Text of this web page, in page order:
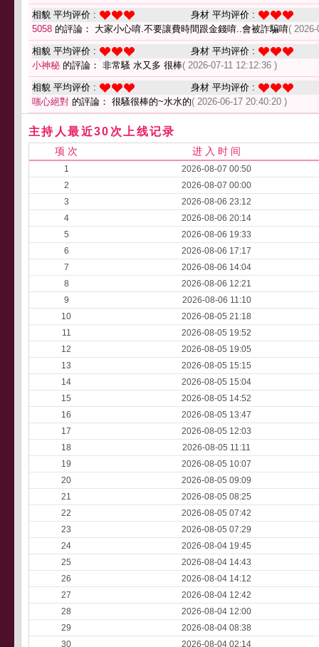
相貌 平均评价 :
身材 平均评价 :
5058 的評論： 大家小心唷.不要讓費時間跟金錢唷..會被詐騙唷(
相貌 平均评价 :
身材 平均评价 :
小神秘 的評論： 非常騷 水又多 很棒( 2026-07-11 12:12:36 )
相貌 平均评价 :
身材 平均评价 :
嗤心絕對 的評論： 很騷很棒的~水水的( 2026-06-17 20:40:20 )
主持人最近30次上线记录
项 次 进 入 时 间
1
2026-08-07 00:50
2
2026-08-07 00:00
3
2026-08-06 23:12
4
2026-08-06 20:14
5
2026-08-06 19:33
6
2026-08-06 17:17
7
2026-08-06 14:04
8
2026-08-06 12:21
9
2026-08-06 11:10
10
2026-08-05 21:18
11
2026-08-05 19:52
12
2026-08-05 19:05
13
2026-08-05 15:15
14
2026-08-05 15:04
15
2026-08-05 14:52
16
2026-08-05 13:47
17
2026-08-05 12:03
18
2026-08-05 11:11
19
2026-08-05 10:07
20
2026-08-05 09:09
21
2026-08-05 08:25
22
2026-08-05 07:42
23
2026-08-05 07:29
24
2026-08-04 19:45
25
2026-08-04 14:43
26
2026-08-04 14:12
27
2026-08-04 12:42
28
2026-08-04 12:00
29
2026-08-04 08:38
30
2026-08-04 02:14